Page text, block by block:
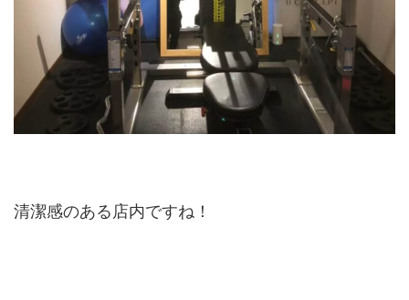
清潔感のある店内ですね！